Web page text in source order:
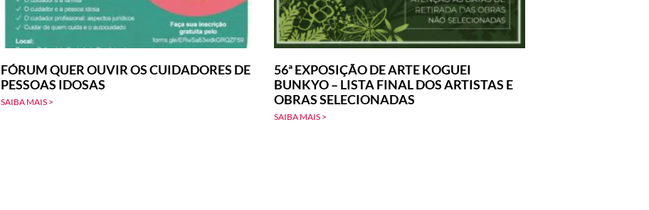
FÓRUM QUER OUVIR OS CUIDADORES DE
PESSOAS IDOSAS
SAIBA MAIS >
56ª EXPOSIÇÃO DE ARTE KOGUEI
BUNKYO – LISTA FINAL DOS ARTISTAS E
OBRAS SELECIONADAS
SAIBA MAIS >